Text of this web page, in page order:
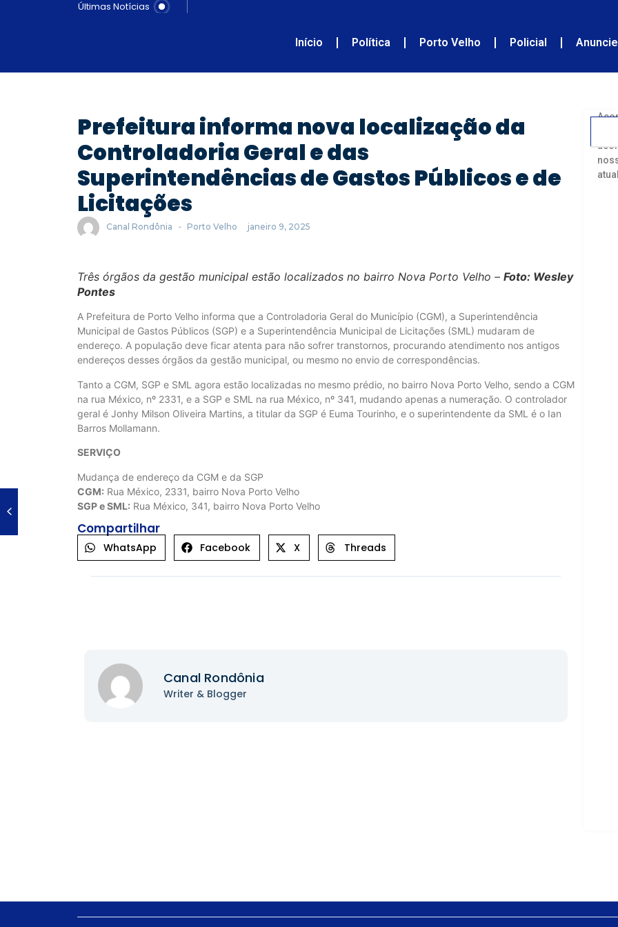
Últimas Notícias
Início Política Porto Velho Policial Anuncie
Prefeitura informa nova localização da
Controladoria Geral e das
Superintendências de Gastos Públicos e de
Licitações
Canal Rondônia - Porto Velho janeiro 9, 2025
Três órgãos da gestão municipal estão localizados no bairro Nova Porto Velho – Foto: Wesley
Pontes
A Prefeitura de Porto Velho informa que a Controladoria Geral do Município (CGM), a Superintendência
Municipal de Gastos Públicos (SGP) e a Superintendência Municipal de Licitações (SML) mudaram de
endereço. A população deve ficar atenta para não sofrer transtornos, procurando atendimento nos antigos
endereços desses órgãos da gestão municipal, ou mesmo no envio de correspondências.
Tanto a CGM, SGP e SML agora estão localizadas no mesmo prédio, no bairro Nova Porto Velho, sendo a CGM
na rua México, nº 2331, e a SGP e SML na rua México, nº 341, mudando apenas a numeração. O controlador
geral é Jonhy Milson Oliveira Martins, a titular da SGP é Euma Tourinho, e o superintendente da SML é o Ian
Barros Mollamann.
SERVIÇO
Mudança de endereço da CGM e da SGP
CGM: Rua México, 2331, bairro Nova Porto Velho
SGP e SML: Rua México, 341, bairro Nova Porto Velho
Compartilhar
WhatsApp Facebook X Threads
Canal Rondônia
Writer & Blogger